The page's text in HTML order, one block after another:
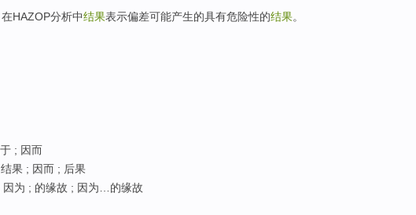
在HAZOP分析中结果表示偏差可能产生的具有危险性的结果。
; 因而
果 ; 因而 ; 后果
因为 ; 的缘故 ; 因为…的缘故